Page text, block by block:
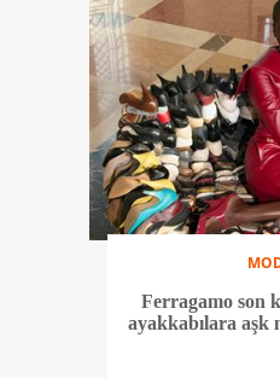
Ferragamo son
ayakkabılara aşk